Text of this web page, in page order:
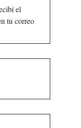
el
tu correo